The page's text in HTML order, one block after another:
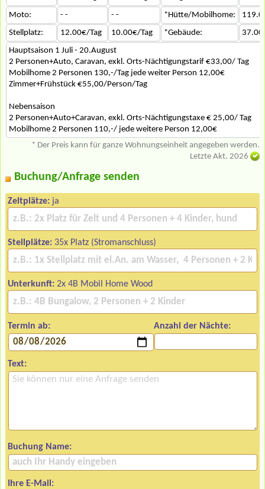
Moto:
- - - - *Hütte/Mobilhome:
Stellplatz:
12.00€/Tag 10.00€/Tag *Gebäude:
Hauptsaison 1 Juli - 20.August
2 Personen+Auto, Caravan, exkl. Orts-Nächtigungstarif €33,00/ Tag
Mobilhome 2 Personen 130,-/Tag jede weiter Person 12,00€
Zimmer+Frühstück €55,00/Person/Tag
Nebensaison
2 Personen+Auto+Caravan, exkl. Orts-Nächtigungstaxe € 25,00/ Tag
Mobilhome 2 Personen 110,-/ jede weitere Person 12,00€
* Der Preis kann für ganze Wohnungseinheit angegeben werden.
Letzte Akt. 2026
Buchung/Anfrage senden
Zeltplätze: ja
Stellplätze: 35x Platz (Stromanschluss)
Unterkunft: 2x 4B Mobil Home Wood
Termin ab: Anzahl der Nächte:
Text:
Buchung Name:
Ihre E-Mail: